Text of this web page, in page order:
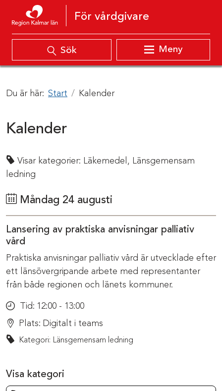
Hoppa till innehåll
För vårdgivare
Sök Meny
Du är här: Start Kalender
Kalender
Visar kategorier: Läkemedel, Länsgemensam
ledning
Måndag 24 augusti
Lansering av praktiska anvisningar palliativ
vård
Praktiska anvisningar palliativ vård är utvecklade efter
ett länsövergripande arbete med representanter
från både regionen och länets kommuner.
Tid: 12:00 - 13:00
Plats: Digitalt i teams
Kategori: Länsgemensam ledning
Visa kategori